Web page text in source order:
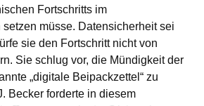
Fortschritts im
müsse. Datensicherheit sei
sie den Fortschritt nicht von
Sie schlug vor, die Mündigkeit der
„digitale Beipackzettel“ zu
Becker forderte in diesem